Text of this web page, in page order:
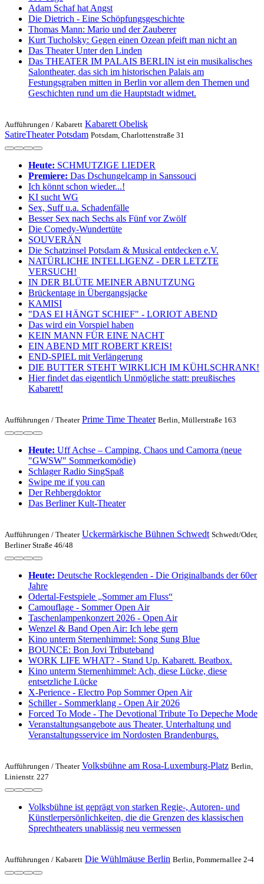
Adam Schaf hat Angst
Die Dietrich - Eine Schöpfungsgeschichte
Thomas Mann: Mario und der Zauberer
Kurt Tucholsky: Gegen einen Ozean pfeift man nicht an
Das Theater Unter den Linden
Das THEATER IM PALAIS BERLIN ist ein musikalisches
Salontheater, das sich im historischen Palais am
Festungsgraben mitten in Berlin vor allem den Themen und
Geschichten rund um die Hauptstadt widmet.
Aufführungen / Kabarett Kabarett Obelisk
SatireTheater Potsdam Potsdam, Charlottenstraße 31
Heute: SCHMUTZIGE LIEDER
Premiere: Das Dschungelcamp in Sanssouci
Ich könnt schon wieder...!
KI sucht WG
Sex, Suff u.a. Schadenfälle
Besser Sex nach Sechs als Fünf vor Zwölf
Die Comedy-Wundertüte
SOUVERÄN
Die Schatzinsel Potsdam & Musical entdecken e.V.
NATÜRLICHE INTELLIGENZ - DER LETZTE
VERSUCH!
IN DER BLÜTE MEINER ABNUTZUNG
Brückentage in Übergangsjacke
KAMISI
"DAS EI HÄNGT SCHIEF" - LORIOT ABEND
Das wird ein Vorspiel haben
KEIN MANN FÜR EINE NACHT
EIN ABEND MIT ROBERT KREIS!
END-SPIEL mit Verlängerung
DIE BUTTER STEHT WIRKLICH IM KÜHLSCHRANK!
Hier findet das eigentlich Unmögliche statt: preußisches
Kabarett!
Aufführungen / Theater Prime Time Theater Berlin, ​Müllerstraße 163
Heute: Uff Achse – Camping, Chaos und Camorra (neue
"GWSW" Sommerkomödie)
Schlager Radio SingSpaß
Swipe me if you can
Der Rehbergdoktor
Das Berliner Kult-Theater
Aufführungen / Theater Uckermärkische Bühnen Schwedt Schwedt/Oder,
Berliner Straße 46/48
Heute: Deutsche Rocklegenden - Die Originalbands der 60er
Jahre
Odertal-Festspiele „Sommer am Fluss“
Camouflage - Sommer Open Air
Taschenlampenkonzert 2026 - Open Air
Wenzel & Band Open Air: Ich lebe gern
Kino unterm Sternenhimmel: Song Sung Blue
BOUNCE: Bon Jovi Tributeband
WORK LIFE WHAT? - Stand Up. Kabarett. Beatbox.
Kino unterm Sternenhimmel: Ach, diese Lücke, diese
entsetzliche Lücke
X-Perience - Electro Pop Sommer Open Air
Schiller - Sommerklang - Open Air 2026
Forced To Mode - The Devotional Tribute To Depeche Mode
Veranstaltungsangebote aus Theater, Unterhaltung und
Veranstaltungsservice im Nordosten Brandenburgs.
Aufführungen / Theater Volksbühne am Rosa-Luxemburg-Platz Berlin,
Linienstr. 227
Volksbühne ist geprägt von starken Regie-, Autoren- und
Künstlerpersönlichkeiten, die die Grenzen des klassischen
Sprechtheaters unablässig neu vermessen
Aufführungen / Kabarett Die Wühlmäuse Berlin Berlin, Pommernallee 2-4